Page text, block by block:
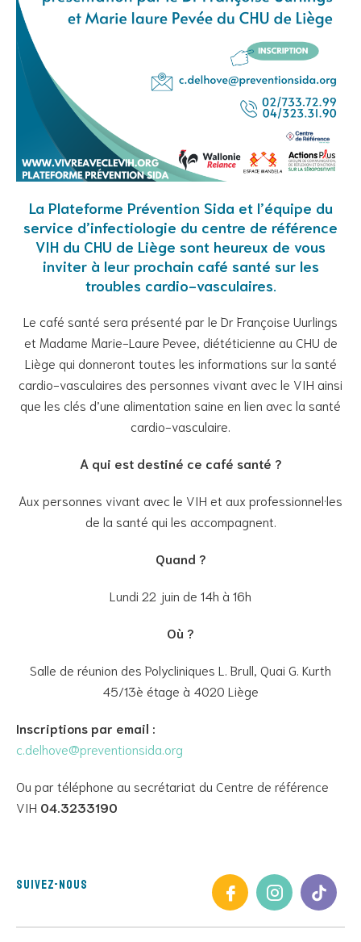
La Plateforme Prévention Sida et l’équipe du
service d’infectiologie du centre de référence
VIH du CHU de Liège sont heureux de vous
inviter à leur prochain café santé sur les
troubles cardio-vasculaires.
Le café santé sera présenté par le Dr Françoise Uurlings
et Madame Marie-Laure Pevee, diététicienne au CHU de
Liège qui donneront toutes les informations sur la santé
cardio-vasculaires des personnes vivant avec le VIH ainsi
que les clés d’une alimentation saine en lien avec la santé
cardio-vasculaire.
A qui est destiné ce café santé ?
Aux personnes vivant avec le VIH et aux professionnel·les
de la santé qui les accompagnent.
Quand ?
Lundi 22 juin de 14h à 16h
Où ?
Salle de réunion des Polycliniques L. Brull, Quai G. Kurth
45/13è étage à 4020 Liège
Inscriptions par email :
c.delhove@preventionsida.org
Ou par téléphone au secrétariat du Centre de référence
VIH 04.3233190
Suivez-nous